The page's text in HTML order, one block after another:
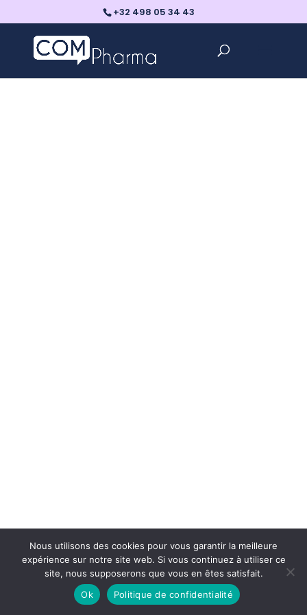
+32 498 05 34 43
Nous utilisons des cookies pour vous garantir la meilleure
expérience sur notre site web. Si vous continuez à utiliser ce
site, nous supposerons que vous en êtes satisfait.
Ok
Politique de confidentialité